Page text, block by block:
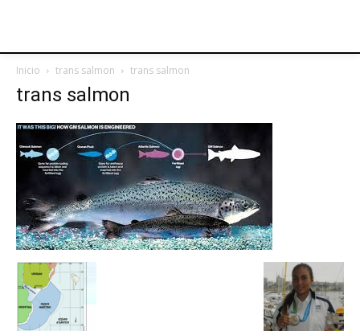
Inicio trans salmon trans salmon
trans salmon